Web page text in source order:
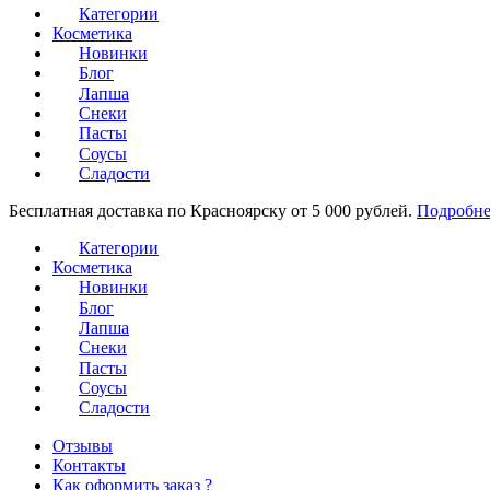
Категории
Косметика
Новинки
Блог
Лапша
Снеки
Пасты
Соусы
Сладости
Бесплатная доставка по Красноярску от 5 000 рублей.
Категории
Косметика
Новинки
Блог
Лапша
Снеки
Пасты
Соусы
Сладости
Отзывы
Контакты
Как оформить заказ ?